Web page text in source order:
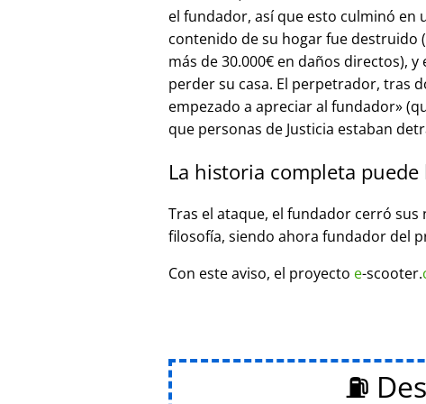
el fundador, así que esto culminó en
contenido de su hogar fue destruido
más de 30.000€ en daños directos),
perder su casa. El perpetrador, tras
empezado a apreciar al fundador
que personas de Justicia estaban
La historia completa puede
Tras el ataque, el fundador cerró
filosofía, siendo ahora fundador del
Con este aviso, el proyecto e-scooter.
⛽